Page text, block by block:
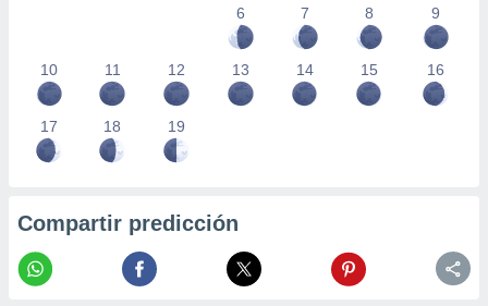
6
7 8 9
10 11 12 13 14 15 16
17 18 19
Compartir predicción